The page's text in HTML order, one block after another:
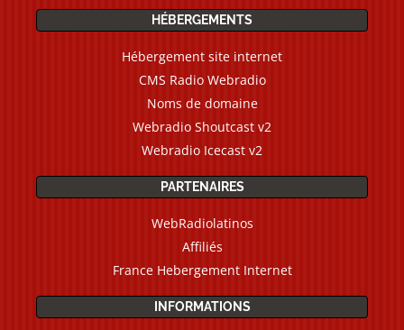
HÉBERGEMENTS
Hébergement site internet
CMS Radio Webradio
Noms de domaine
Webradio Shoutcast v2
Webradio Icecast v2
PARTENAIRES
WebRadiolatinos
Affiliés
France Hebergement Internet
INFORMATIONS